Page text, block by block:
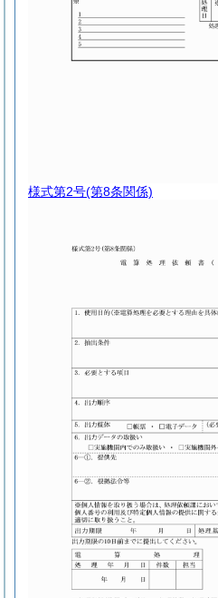
様式第2号(第8条関係)